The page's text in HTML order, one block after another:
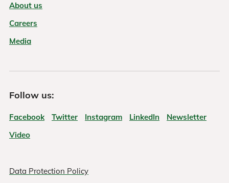
About us
Careers
Media
Follow us:
Facebook Twitter Instagram LinkedIn
Newsletter
Video
Data Protection Policy